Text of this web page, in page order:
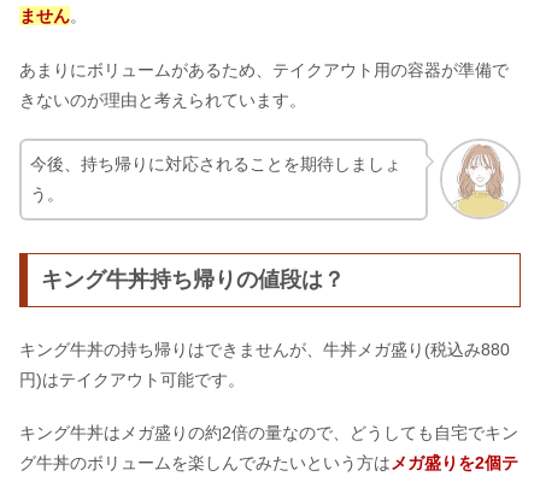
ません。
あまりにボリュームがあるため、テイクアウト用の容器が準備で
きないのが理由と考えられています。
今後、持ち帰りに対応されることを期待しましょ
う。
キング牛丼持ち帰りの値段は？
キング牛丼の持ち帰りはできませんが、牛丼メガ盛り(税込み880
円)はテイクアウト可能です。
キング牛丼はメガ盛りの約2倍の量なので、どうしても自宅でキン
グ牛丼のボリュームを楽しんでみたいという方はメガ盛りを2個テ